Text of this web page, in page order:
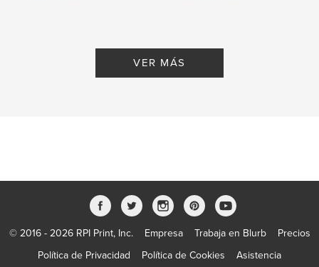
VER MÁS
© 2016 - 2026 RPI Print, Inc. Empresa Trabaja en Blurb
Precios
Política de Privacidad
Política de Cookies
Asistencia